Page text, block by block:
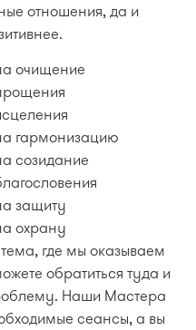
отношения, да и
очищение
гармонизацию
созидание
защиту
охрану
где мы оказываем
обратиться туда и
Наши Мастера
сеансы, а вы